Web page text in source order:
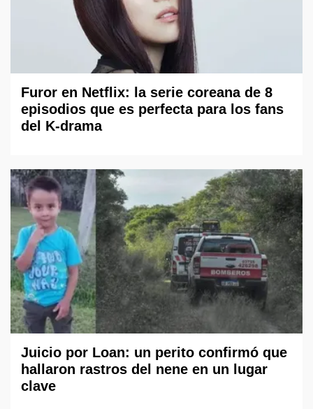
Furor en Netflix: la serie coreana de 8
episodios que es perfecta para los fans
del K-drama
Juicio por Loan: un perito confirmó que
hallaron rastros del nene en un lugar
clave